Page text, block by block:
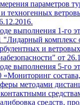
параметров
техногенных
выполнения 1-го
"Лидарный комплекс
и
от
выполнения 5-го
методами
средств,